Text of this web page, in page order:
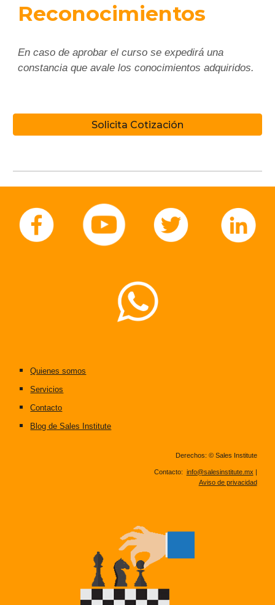
Reconocimientos
En caso de aprobar el curso se expedirá una
constancia que avale los conocimientos adquiridos.
Solicita Cotización
Quienes somos
Servicios
Contacto
Blog de Sales Institute
Derechos: © Sales Institute
Contacto: info@salesinstitute.mx
Aviso de privacidad